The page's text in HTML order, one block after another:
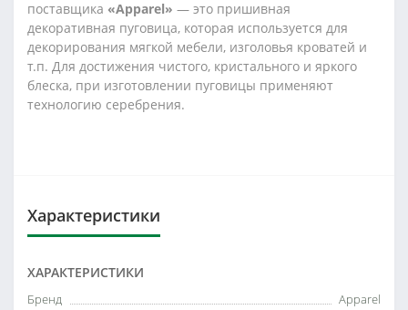
поставщика «Apparel» — это пришивная
декоративная пуговица, которая используется для
декорирования мягкой мебели, изголовья кроватей и
т.п. Для достижения чистого, кристального и яркого
блеска, при изготовлении пуговицы применяют
технологию серебрения.
Характеристики
ХАРАКТЕРИСТИКИ
Бренд
Apparel